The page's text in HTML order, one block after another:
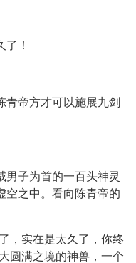
！
青帝方才可以施展九剑
男子为首的一百头神灵
空之中。看向陈青帝的
，实在是太久了，你终
圆满之境的神兽，一个